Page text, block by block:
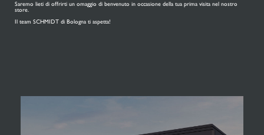
Saremo lieti di offrirti un omaggio di benvenuto in occasione della tua prima visita nel nostro
store.
Il team SCHMIDT di Bologna ti aspetta!